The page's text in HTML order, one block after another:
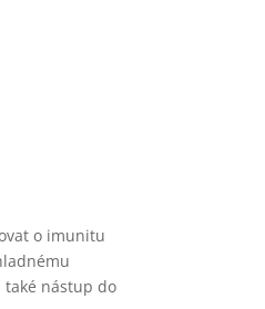
o imunitu
také nástup do